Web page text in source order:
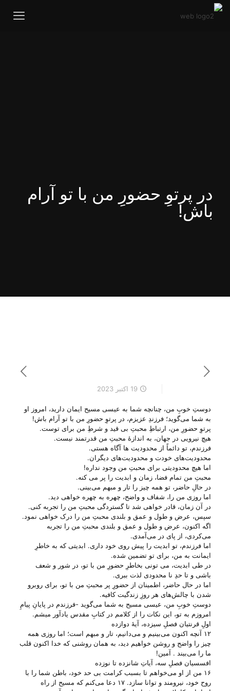
در پرتوِ حضورِ من با تو آرام
باش!
19 اکتبر 2023
دوستِ خوبِ من، چنانچه شما به عیسی مسیح ایمان دارید، امروز او
به شما می‌‌گوید؛ فرزندِ عزیزم، در پرتوِ حضورِ من با تو آرام باش!
پرتوِ حضورِ من، ارتباطِ محبتِ بی‌ قید و شرطِ من برای توست.
هیچ نیرویی در جهان، به اندازهٔ محبتِ من قدرتمند نیست.
فرزندم، تو دائماً از محدودیت ها آگاه هستی.
محدودیت‌های خودت و محدودیت‌های دیگران.
اما هیچ محدودیتی برای محبتِ من وجود نداره!
محبتِ من تمام فضا، زمان و ابدیت را پر می‌ کنه.
در حالِ حاضر، تو همه چیز را تار و مبهم می‌‌بینی.
اما روزی من را، شفاف و واضح، چهره به چهره خواهی دید.
در آن زمان، قادر خواهی شد تا گستردگی محبتِ من را تجربه کنی.
سپس، عرض و طول و عمق و بلندی محبتِ من را درک خواهی نمود.
اگه اکنون، عرض و طول و عمق و بلندی محبتِ من را تجربه
می‌‌کردی، از پای در می‌‌آمدی.
اما فرزندم، تو ابدیت را پیش روی خود داری. ابدیتی که به خاطرِ
ایمانت به من، برای تو تضمین شده.
در طی ابدیت، می تونی بخاطرِ حضورِ من با تو، در شور و شعف
باشی و تا حدِ نا محدودی لذت ببری.
اما در حال حاضر، اطمینان از حضورِ پر محبتِ من با تو، برای روبرو
شدن با چالش‌های هر روزِ زندگیت کافیه.
دوستِ خوبِ من، عیسی مسیح به شما می‌‌گوید -فرزندم در پایانِ پیامِ
امروزم به تو، این نکات را از کلامم در کتابِ مقدس یادآور میشم.
اولِ قرنتیان فصلِ سیزده، آیهٔ دوازده
۱۲ آنچه اکنون می‌بینیم و می‌دانیم، تار و مبهم است؛ اما روزی همه
چیز را واضح و روشن خواهیم دید، به همان روشنی که خدا اکنون قلب
ما را می‌بیند . آمین!
افسسیان فصلِ سه، آیاتِ شانزده تا نوزده
۱۶ من از او می‌خواهم تا بسبب کرامت بی حد خود، باطن شما را با
روح خود، نیرومند و توانا سازد. ۱۷ دعا می‌کنم که مسیح از راه